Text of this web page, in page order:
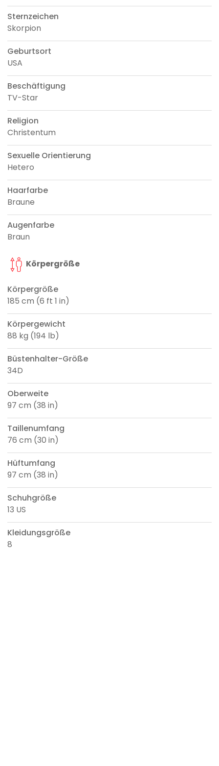
Sternzeichen
Skorpion
Geburtsort
USA
Beschäftigung
TV-Star
Religion
Christentum
Sexuelle Orientierung
Hetero
Haarfarbe
Braune
Augenfarbe
Braun
Körpergröße
Körpergröße
185 cm (6 ft 1 in)
Körpergewicht
88 kg (194 lb)
Büstenhalter-Größe
34D
Oberweite
97 cm (38 in)
Taillenumfang
76 cm (30 in)
Hüftumfang
97 cm (38 in)
Schuhgröße
13 US
Kleidungsgröße
8